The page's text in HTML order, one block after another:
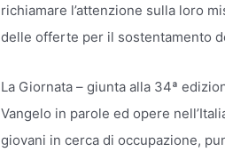
richiamare l’attenzione sulla loro
delle offerte per il sostentamento
La Giornata – giunta alla 34ª
Vangelo in parole ed opere
giovani in cerca di occupazione,